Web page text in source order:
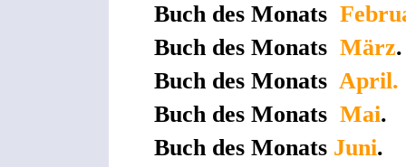
Buch des Monats
Buch des Monats März.
Buch des Monats April.
Buch des Monats Mai.
Buch des Monats Juni.